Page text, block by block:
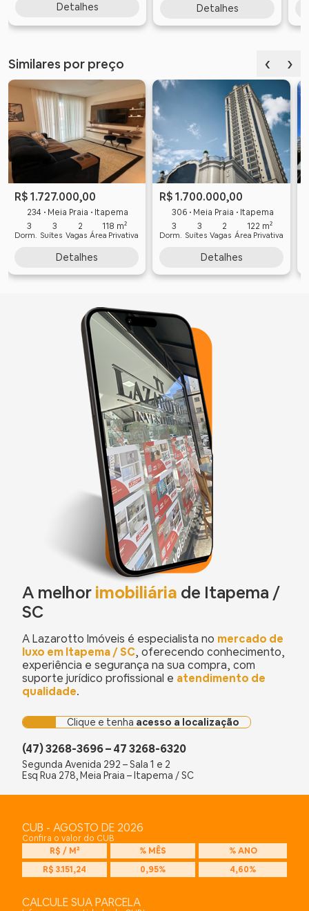
Detalhes Detalhes
Similares por preço ‹ ›
R$ 1.727.000,00
234 • Meia Praia • Itapema
3
Dorm.
3
Suítes
2
Vagas
118 m²
Área Privativa
Detalhes
R$ 1.700.000,00
306 • Meia Praia • Itapema
3
Dorm.
3
Suítes
2
Vagas
122 m²
Área Privativa
Detalhes
A melhorimobiliária de Itapema /
SC
A Lazarotto Imóveis é especialista no mercado de
luxo em Itapema / SC, oferecendo conhecimento,
experiência e segurança na sua compra, com
suporte jurídico profissional e atendimento de
qualidade.
Clique e tenha acesso a localização
(47) 3268-3696 – 47 3268-6320
Segunda Avenida 292 – Sala 1 e 2
Esq Rua 278, Meia Praia – Itapema / SC
CUB - AGOSTO DE 2026
Confira o valor do CUB
R$ / M²
% MÊS
% ANO
R$ 3.151,24
0,95% 4,60%
CALCULE SUA PARCELA